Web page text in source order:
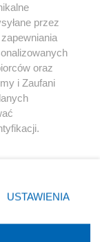
Youtube
przez
oraz
i Zaufani
prywatności
zgody
takiemu
USTAWIENIA